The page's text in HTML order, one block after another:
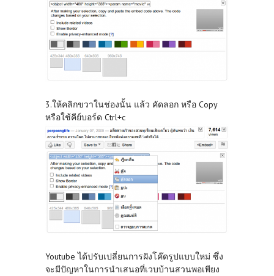
3.ให้คลิกขวาในช่องนั้น แล้ว คัดลอก หรือ Copy
หรือใช้คีย์บอร์ด Ctrl+c
Youtube ได้ปรับเปลี่ยนการฝังโค๊ดรูปแบบใหม่ ซึ่ง
จะมีปัญหาในการนำเสนอที่เวบบ้านสวนพอเพียง